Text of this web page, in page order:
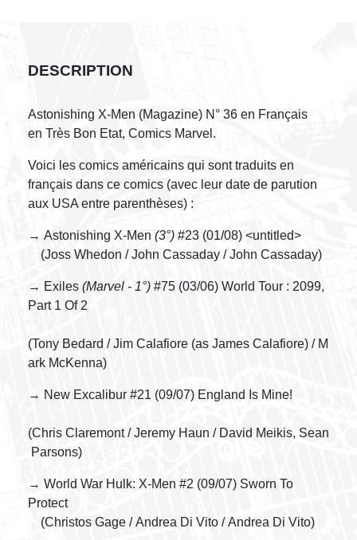
DESCRIPTION
Astonishing X-Men (Magazine) N° 36 en Français
en Très Bon Etat, Comics Marvel.
Voici les comics américains qui sont traduits en
français dans ce comics (avec leur date de parution
aux USA entre parenthèses) :
→ Astonishing X-Men (3°) #23 (01/08) <untitled>
(Joss Whedon / John Cassaday / John Cassaday)
→ Exiles (Marvel - 1°) #75 (03/06) World Tour : 2099,
Part 1 Of 2
(Tony Bedard / Jim Calafiore (as James Calafiore) / M
ark McKenna)
→ New Excalibur #21 (09/07) England Is Mine!
(Chris Claremont / Jeremy Haun / David Meikis, Sean
Parsons)
→ World War Hulk: X-Men #2 (09/07) Sworn To
Protect
(Christos Gage / Andrea Di Vito / Andrea Di Vito)